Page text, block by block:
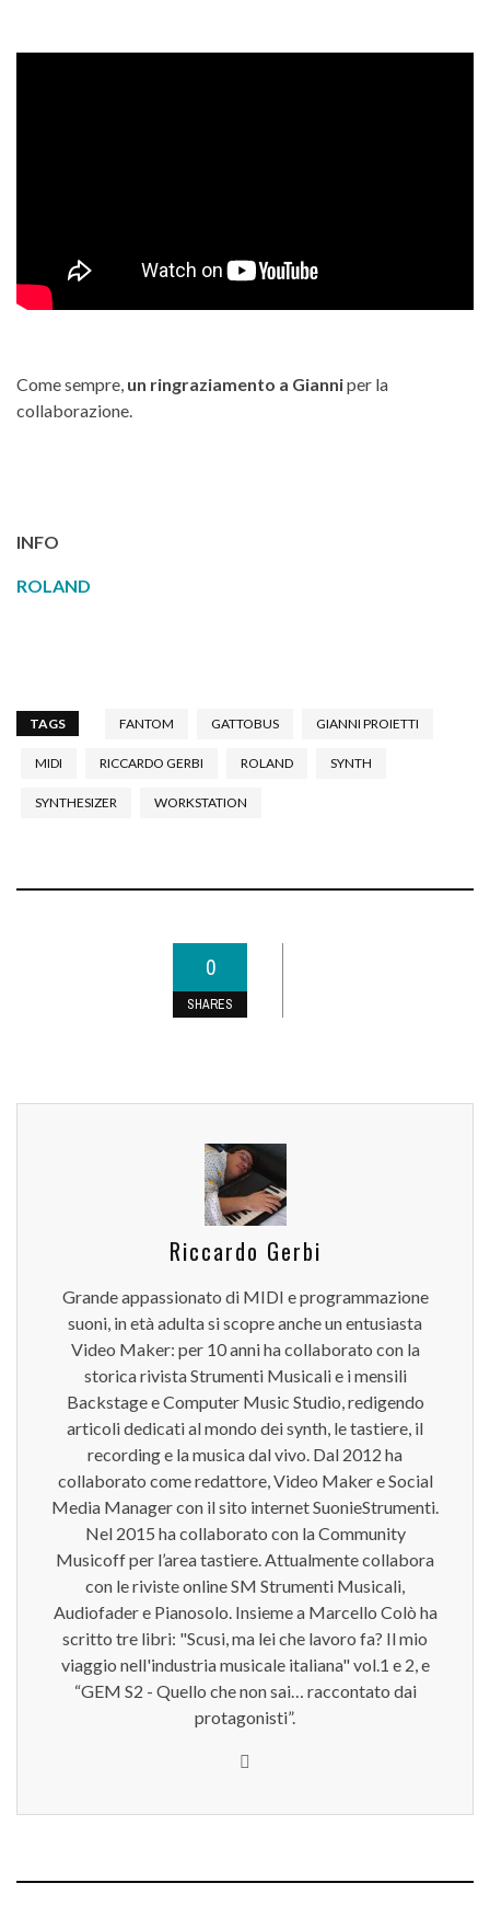
Come sempre, un ringraziamento a Gianniper la
collaborazione.
INFO
ROLAND
TAGS FANTOM GATTOBUS GIANNI PROIETTI
MIDI RICCARDO GERBI ROLAND SYNTH
SYNTHESIZER WORKSTATION
0
SHARES
Riccardo Gerbi
Grande appassionato di MIDI e programmazione
suoni, in età adulta si scopre anche un entusiasta
Video Maker: per 10 anni ha collaborato con la
storica rivista Strumenti Musicali e i mensili
Backstage e Computer Music Studio, redigendo
articoli dedicati al mondo dei synth, le tastiere, il
recording e la musica dal vivo. Dal 2012 ha
collaborato come redattore, Video Maker e Social
Media Manager con il sito internet SuonieStrumenti.
Nel 2015 ha collaborato con la Community
Musicoff per l’area tastiere. Attualmente collabora
con le riviste online SM Strumenti Musicali,
Audiofader e Pianosolo. Insieme a Marcello Colò ha
scritto tre libri: "Scusi, ma lei che lavoro fa? Il mio
viaggio nell'industria musicale italiana" vol.1 e 2, e
“GEM S2 - Quello che non sai… raccontato dai
protagonisti”.